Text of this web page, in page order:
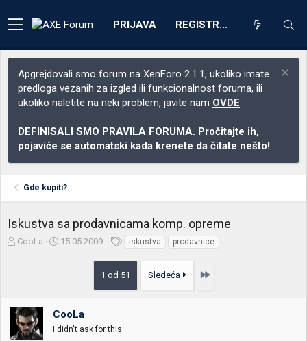
PRIJAVA REGISTRACIJA
Apgrejdovali smo forum na XenForo 2.1.1, ukoliko imate
predloga vezanih za izgled ili funkcionalnost foruma, ili
ukoliko naletite na neki problem, javite nam OVDE
DEFINISALI SMO PRAVILA FORUMA. Pročitajte ih,
pojaviće se automatski kada krenete da čitate nešto!
Gde kupiti?
Iskustva sa prodavnicama komp. opreme
Z
i
k
CooLa
D
o
k
15.05.2009.
a
k
iskustva prodavnice
1 od 51 Sledeća Poslednja
CooLa
I didn't ask for this